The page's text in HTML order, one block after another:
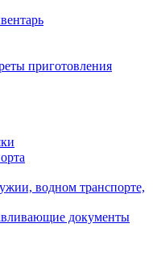
приготовления
водном транспорте,
документы